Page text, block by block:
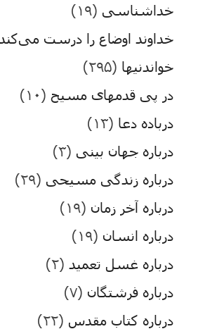
خداشناسی (۱۹)
خداوند اوضاع را درست می‌کند
خواندنیها (۲۹۵)
در پی قدمهای مسیح (۱۰)
درباده دعا (۱۳)
درباره جهان بینی (۳)
درباره زندگی مسیحی (۲۹)
درباره آخر زمان (۱۹)
درباره انسان (۱۹)
درباره غسل تعمید (۲)
درباره فرشتگان (۷)
درباره کتاب مقدس (۲۲)